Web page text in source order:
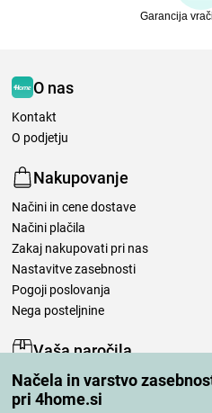
Načela in varstvo
pri 4home.si
Garancija
O nas
Kontakt
O podjetju
Nakupovanje
Načini in cene dostave
Načini plačila
Zakaj nakupovati pri nas
Nastavitve zasebnosti
Pogoji poslovanja
Nega posteljnine
Vaša naročila
Moj račun
Pregled naročil